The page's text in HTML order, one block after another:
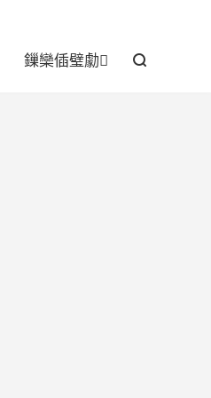
鏁欒偛璧勮 